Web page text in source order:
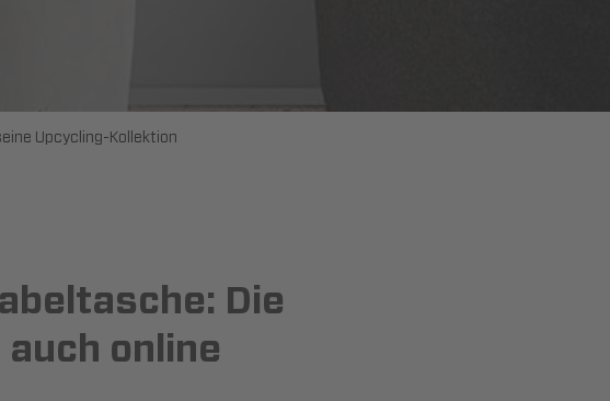
Upcycling-Kollektion
Die
online